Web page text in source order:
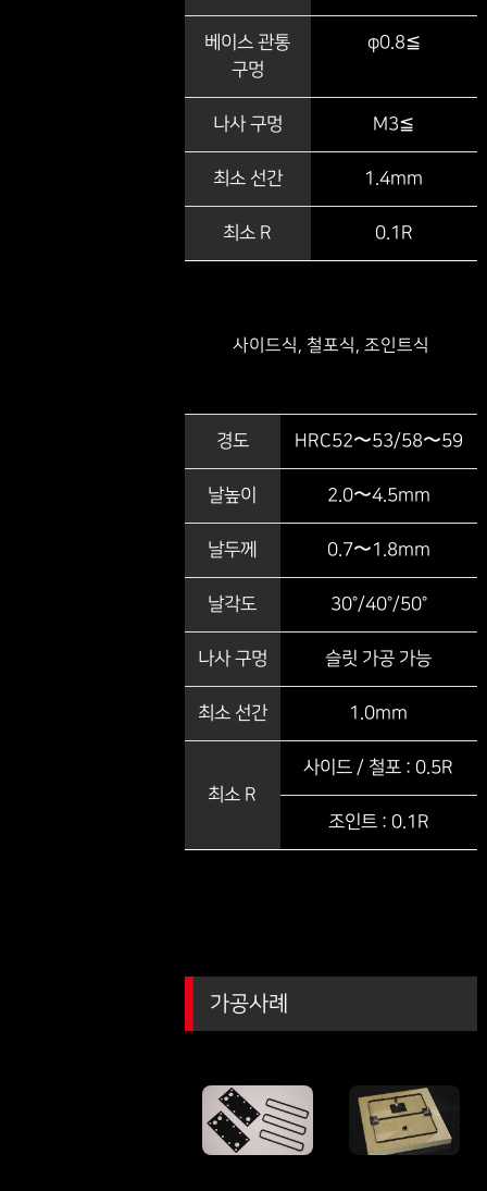
베이스 관통
구멍
φ0.8≦
나사 구멍 M3≦
최소 선간 1.4mm
최소 R 0.1R
사이드식, 철포식, 조인트식
경도 HRC52〜53/58〜59
날높이 2.0〜4.5mm
날두께 0.7〜1.8mm
날각도 30°/40°/50°
나사 구멍 슬릿 가공 가능
최소 선간 1.0mm
최소 R
사이드 / 철포 : 0.5R
조인트 : 0.1R
가공사례